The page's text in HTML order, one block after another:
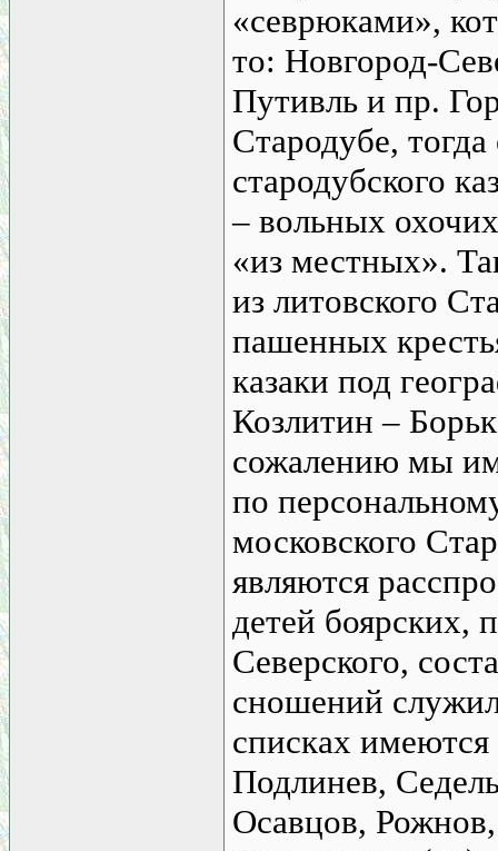
«севрюками»,
то: Новгород-
Путивль и пр.
Стародубе,
стародубского
– вольных
«из местных».
из литовского
пашенных
казаки под
Козлитин –
сожалению мы
по
московского
являются
детей боярских,
Северского,
сношений
списках
Подлинев,
Осавцов,